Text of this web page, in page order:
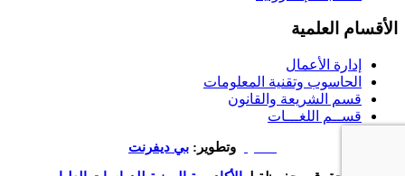
الأقسام العلمية
إدارة الأعمال
الحاسوب وتقنية المعلومات
قسم الشريعة والقانون
قســم اللغـــات
وتطوير: بي ديفرنت